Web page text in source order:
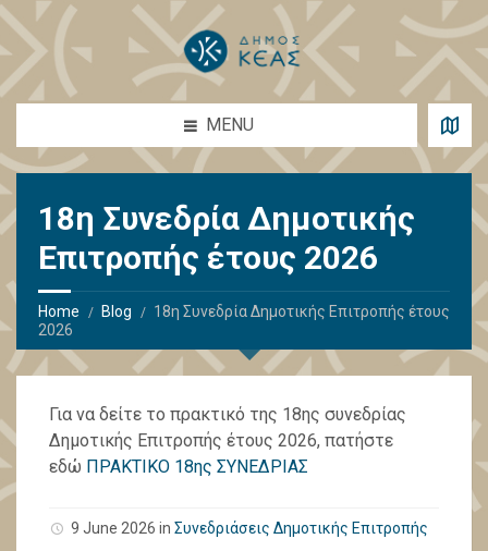
MENU
18η Συνεδρία Δημοτικής
Επιτροπής έτους 2026
Home Blog
18η Συνεδρία Δημοτικής Επιτροπής έτους
2026
Για να δείτε το πρακτικό της 18ης συνεδρίας
Δημοτικής Επιτροπής έτους 2026, πατήστε
εδώ ΠΡΑΚΤΙΚΟ 18ης ΣΥΝΕΔΡΙΑΣ
9 June 2026 in Συνεδριάσεις Δημοτικής Επιτροπής